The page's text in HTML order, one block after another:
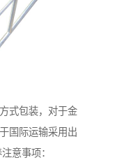
式包装，对于金
国际运输采用出
意事项：